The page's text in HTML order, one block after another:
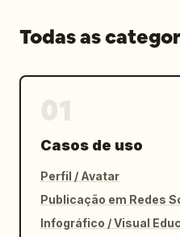
Todas as
Casos de uso
Perfil / Avatar
Publicação em Redes
Infográfico / Visual